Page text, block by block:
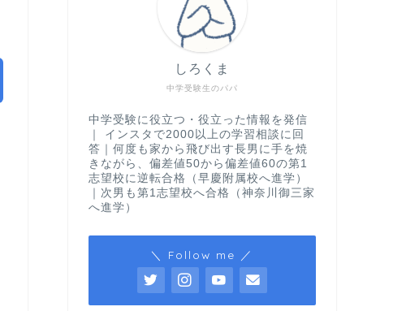
中学受験生のパパ
しろくま
中学受験に役立つ・役立った情報を発信
｜ インスタで2000以上の学習相談に回
答｜何度も家から飛び出す長男に手を焼
きながら、偏差値50から偏差値60の第1
志望校に逆転合格（早慶附属校へ進学）
｜次男も第1志望校へ合格（神奈川御三家
へ進学）
＼ Follow me ／